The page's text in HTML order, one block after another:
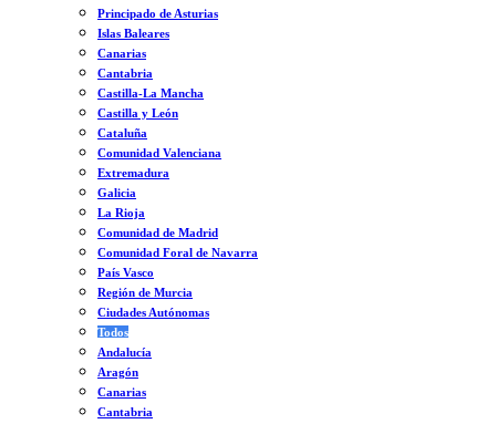
Principado de Asturias
Islas Baleares
Canarias
Cantabria
Castilla-La Mancha
Castilla y León
Cataluña
Comunidad Valenciana
Extremadura
Galicia
La Rioja
Comunidad de Madrid
Comunidad Foral de Navarra
País Vasco
Región de Murcia
Ciudades Autónomas
Todos
Andalucía
Aragón
Canarias
Cantabria